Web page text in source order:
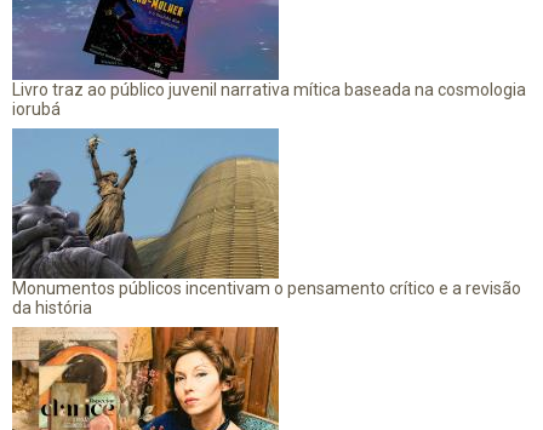
Livro traz ao público juvenil narrativa mítica baseada na cosmologia
iorubá
Monumentos públicos incentivam o pensamento crítico e a revisão
da história